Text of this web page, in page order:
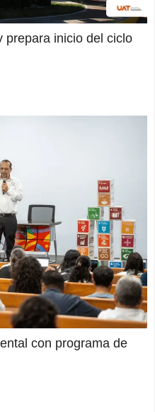
prepara inicio del ciclo
con programa de